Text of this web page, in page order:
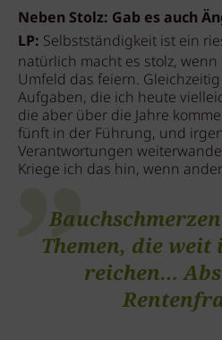
Neben Stolz: Gab es auch
LP: Selbstständigkeit ist ein
natürlich macht es stolz,
Umfeld das feiern.
Aufgaben, die ich heute
die aber über die Jahre
fünft in der Führung, und
Verantwortungen
Kriege ich das hin, wenn
Themen, die
reichen…